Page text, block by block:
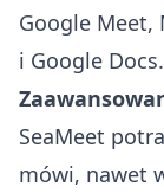
Google Meet,
i Google Docs.
SeaMeet
mówi, nawet